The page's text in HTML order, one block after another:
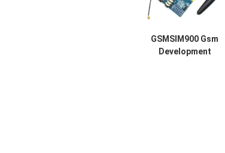
GSMSIM900 Gsm
Development